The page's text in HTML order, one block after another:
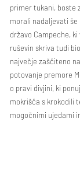
primer tukani, boste
morali nadaljevati še
državo Campeche,
ruševin skriva tudi
največje zaščiteno
potovanje premore
o pravi divjini, ki
mokrišča s krokodili
mogočnimi ujedami